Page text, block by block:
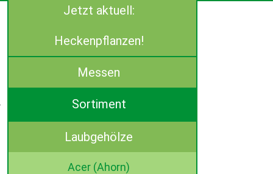
Thuja plicata 'Aurescens'
Jetzt aktuell:
Heckenpflanzen!
Messen
Sortiment
Laubgehölze
Acer (Ahorn)